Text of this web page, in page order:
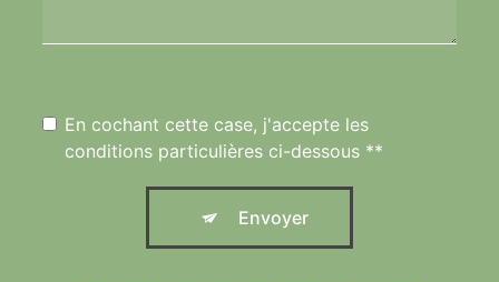
En cochant cette case, j'accepte les
conditions particulières ci-dessous **
Envoyer